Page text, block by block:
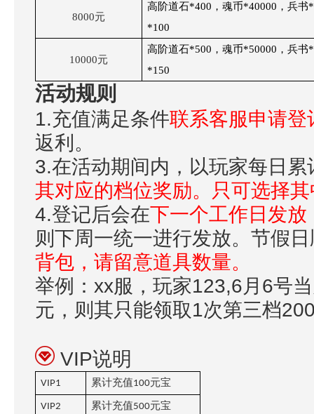
8000元
高阶道石*400，魂币*40000，兵书
*100
10000元
高阶道石*500，魂币*50000，兵书
*150
活动规则
1.充值满足条件联系客服申请登
返利。
3.在活动期间内，以玩家每日累
其对应的档位奖励。只可选择
4.登记后会在下一个工作日发放
则下周一统一进行发放。节假
背包，请留意道具数量。
举例：xx服，玩家123,6月6号
元，则其只能领取1次第三档
VIP说明
VIP1 累计充值100元宝
VIP2 累计充值500元宝